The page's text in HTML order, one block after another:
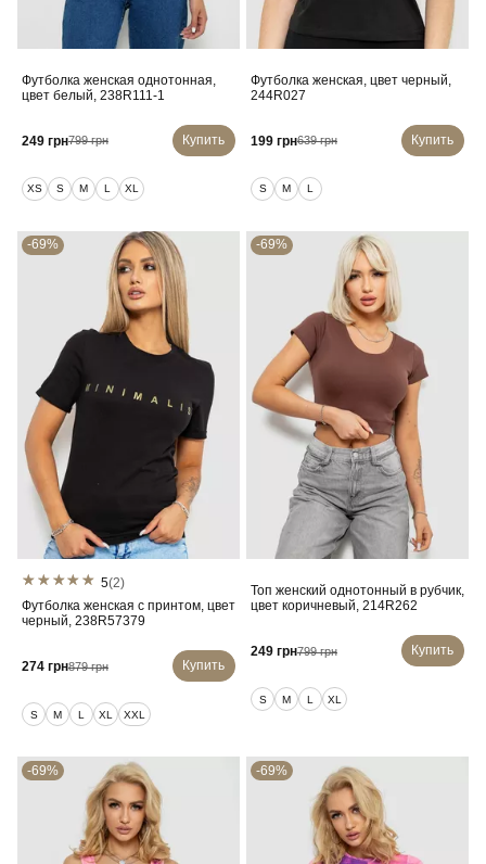
Футболка женская однотонная,
цвет белый, 238R111-1
249 грн799 грн Купить
XS S M L XL
Футболка женская, цвет черный,
244R027
199 грн639 грн Купить
S M L
-69%
5(2)
Футболка женская с принтом, цвет
черный, 238R57379
274 грн879 грн Купить
S M L XL XXL
-69%
Топ женский однотонный в рубчик,
цвет коричневый, 214R262
249 грн799 грн Купить
S M L XL
-69% -69%